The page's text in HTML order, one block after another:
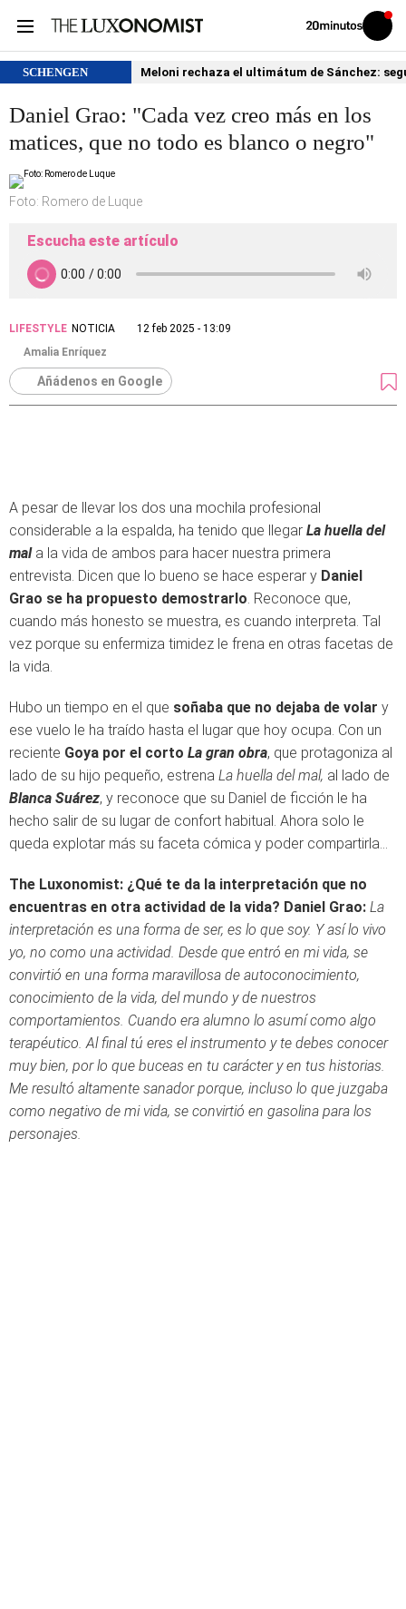
Volver
Iniciar
sesión
SCHENGEN Meloni rechaza el ultimátum de Sánchez:
Daniel Grao: "Cada vez creo más en los
matices, que no todo es blanco o negro"
Foto: Romero de Luque
Escucha este artículo
LIFESTYLE NOTICIA
12 feb 2025 - 13:09
Amalia Enríquez
Añádenos en Google
A pesar de llevar los dos una mochila profesional
considerable a la espalda, ha tenido que llegar La huella del
mala la vida de ambos para hacer nuestra primera
entrevista. Dicen que lo bueno se hace esperar y Daniel
Grao se ha propuesto demostrarlo. Reconoce que,
cuando más honesto se muestra, es cuando interpreta. Tal
vez porque su enfermiza timidez le frena en otras facetas de
la vida.
Hubo un tiempo en el que soñaba que no dejaba de volar y
ese vuelo le ha traído hasta el lugar que hoy ocupa. Con un
reciente Goya por el corto La gran obra, que protagoniza al
lado de su hijo pequeño, estrena La huella del mal, al lado de
Blanca Suárez, y reconoce que su Daniel de ficción le ha
hecho salir de su lugar de confort habitual. Ahora solo le
queda explotar más su faceta cómica y poder compartirla…
The Luxonomist: ¿Qué te da la interpretación que no
encuentras en otra actividad de la vida? Daniel Grao: La
interpretación es una forma de ser, es lo que soy. Y así lo vivo
yo, no como una actividad. Desde que entró en mi vida, se
convirtió en una forma maravillosa de autoconocimiento,
conocimiento de la vida, del mundo y de nuestros
comportamientos. Cuando era alumno lo asumí como algo
terapéutico. Al final tú eres el instrumento y te debes conocer
muy bien, por lo que buceas en tu carácter y en tus historias.
Me resultó altamente sanador porque, incluso lo que juzgaba
como negativo de mi vida, se convirtió en gasolina para los
personajes.